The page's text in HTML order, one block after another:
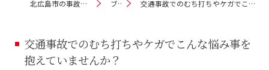
北広島市の事故治療なら美沢整骨院 ブログ 交通事故でのむち打ちやケガでこんな悩み事を抱えていませんか？
交通事故でのむち打ちやケガでこんな悩み事を
抱えていませんか？